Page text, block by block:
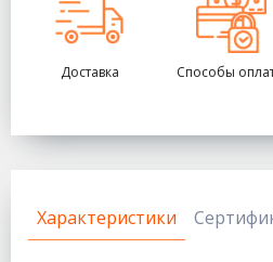
Доставка Способы
Характеристики